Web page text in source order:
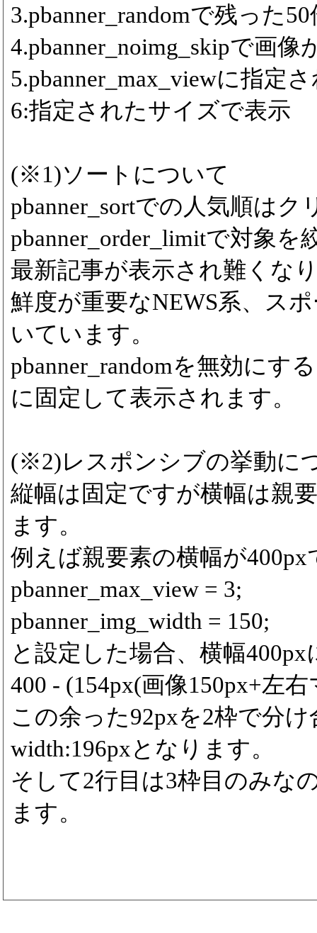
3.pbanner_randomで残った
4.pbanner_noimg_skipで画
5.pbanner_max_viewに指定
6:指定されたサイズで表示
(※1)ソートについて
pbanner_sortでの人気順は
pbanner_order_limitで対象を
最新記事が表示され難くな
鮮度が重要なNEWS系、ス
いています。
pbanner_randomを無効にす
に固定して表示されます。
(※2)レスポンシブの挙動に
縦幅は固定ですが横幅は親
ます。
例えば親要素の横幅が
pbanner_max_view = 3;
pbanner_img_width = 150;
と設定した場合、横幅
400 - (154px(画像150px+左
この余った92pxを2枠で分
width:196pxとなります。
そして2行目は3枠目のみな
ます。